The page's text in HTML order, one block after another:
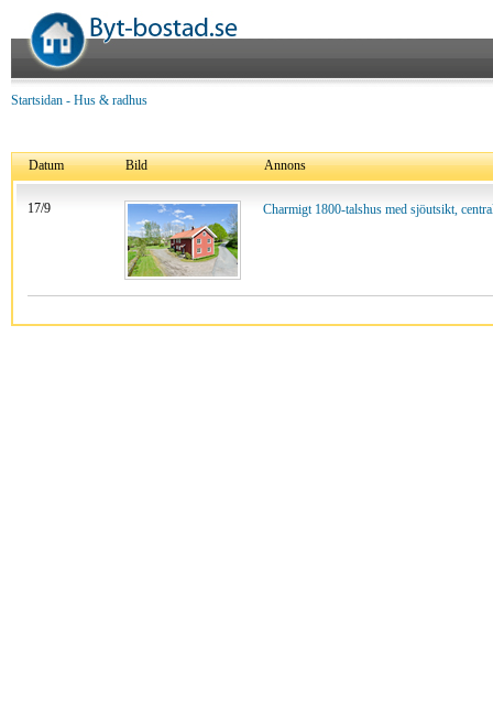
Startsidan - Hus & radhus
Datum Bild Annons
17/9 Charmigt 1800-talshus med sjöutsikt,